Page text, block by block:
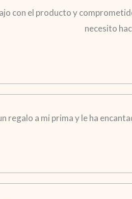
con el producto y
necesito
regalo a mi prima y le ha